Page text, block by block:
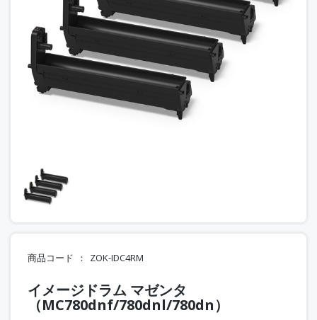
商品コード ZOK-IDC4RM
イメージドラム マゼンタ
（MC780dnf/780dnl/780dn）